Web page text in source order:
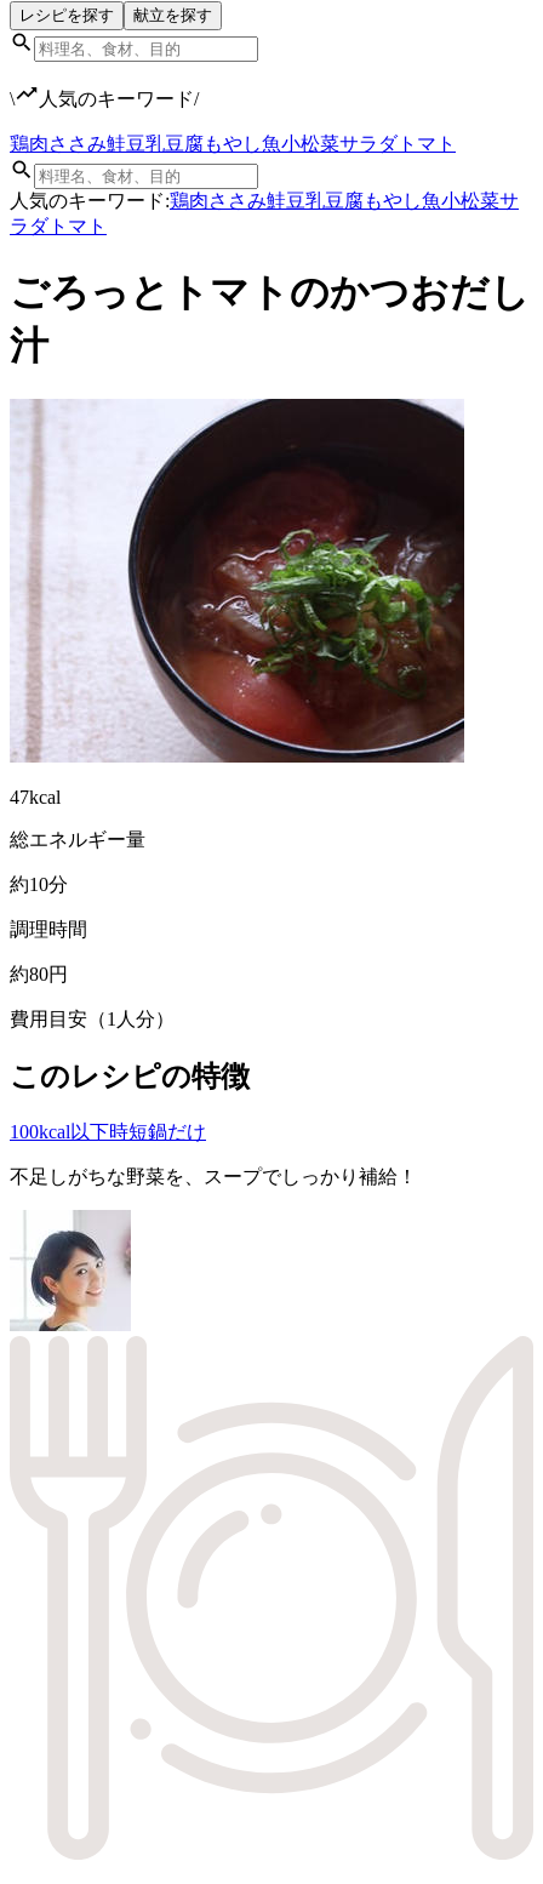
レシピを探す 献立を探す
\ 人気のキーワード/
鶏肉ささみ鮭豆乳豆腐もやし魚小松菜サラダトマト
人気のキーワード:鶏肉ささみ鮭豆乳豆腐もやし魚小松菜サ
ラダトマト
ごろっとトマトのかつおだし
汁
47kcal
総エネルギー量
約10分
調理時間
約80円
費用目安（1人分）
このレシピの特徴
100kcal以下時短鍋だけ
不足しがちな野菜を、スープでしっかり補給！